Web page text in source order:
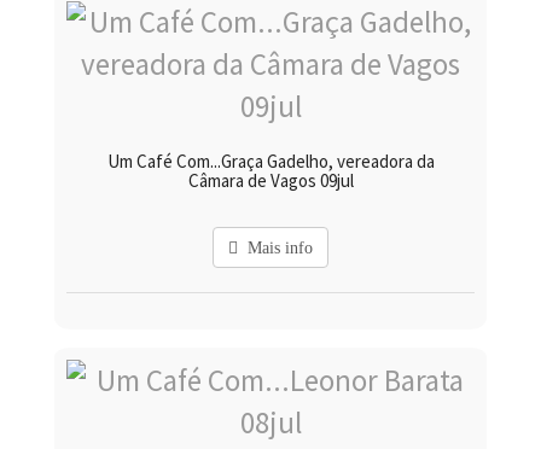
Um Café Com...Graça Gadelho, vereadora da
Câmara de Vagos 09jul
Mais info